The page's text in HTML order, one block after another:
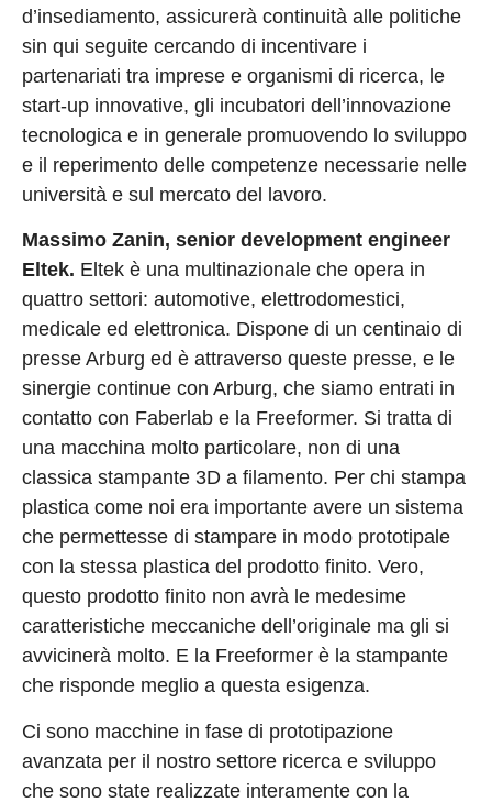
d’insediamento, assicurerà continuità alle politiche
sin qui seguite cercando di incentivare i
partenariati tra imprese e organismi di ricerca, le
start-up innovative, gli incubatori dell’innovazione
tecnologica e in generale promuovendo lo sviluppo
e il reperimento delle competenze necessarie nelle
università e sul mercato del lavoro.
Massimo Zanin, senior development engineer
Eltek. Eltek è una multinazionale che opera in
quattro settori: automotive, elettrodomestici,
medicale ed elettronica. Dispone di un centinaio di
presse Arburg ed è attraverso queste presse, e le
sinergie continue con Arburg, che siamo entrati in
contatto con Faberlab e la Freeformer. Si tratta di
una macchina molto particolare, non di una
classica stampante 3D a filamento. Per chi stampa
plastica come noi era importante avere un sistema
che permettesse di stampare in modo prototipale
con la stessa plastica del prodotto finito. Vero,
questo prodotto finito non avrà le medesime
caratteristiche meccaniche dell’originale ma gli si
avvicinerà molto. E la Freeformer è la stampante
che risponde meglio a questa esigenza.
Ci sono macchine in fase di prototipazione
avanzata per il nostro settore ricerca e sviluppo
che sono state realizzate interamente con la